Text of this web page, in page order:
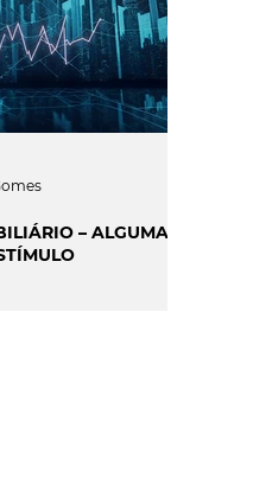
OPINIÃO & TRENDS
– ALGUMAS